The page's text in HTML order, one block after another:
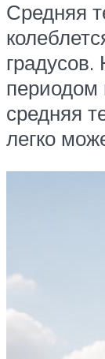
Средняя
периодом
средняя
легко